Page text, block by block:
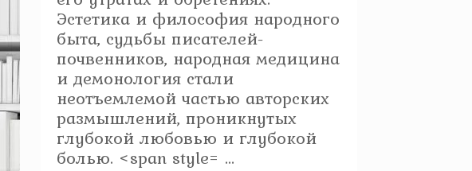
Эстетика и философия народного
быта, судьбы писателей-
почвенников, народная медицина
и демонология стали
неотъемлемой частью авторских
размышлений, проникнутых
глубокой любовью и глубокой
болью. <span style= ...